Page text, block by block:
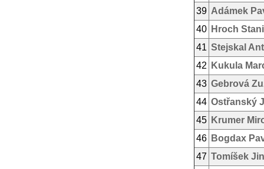
39 Adámek
40 Hroch
41 Stejskal
42
Kukula
43 Gebrová
44 Ostřanský
45 Krumer
46 Bogdax
47 Tomíšek